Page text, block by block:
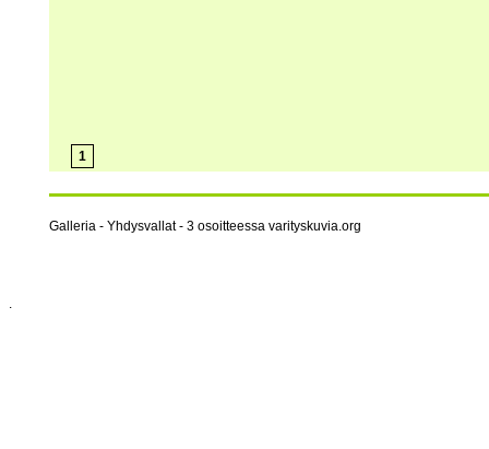
1
Galleria - Yhdysvallat - 3 osoitteessa varityskuvia.org
.